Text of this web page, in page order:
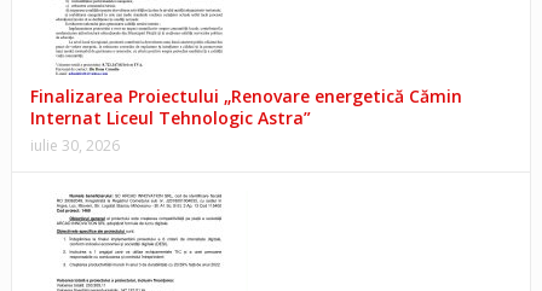
Finalizarea Proiectului „Renovare energetică Cămin
Internat Liceul Tehnologic Astra”
iulie 30, 2026